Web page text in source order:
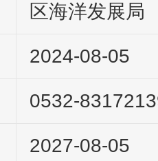
区海洋发展局
2024-08-05
0532-
2027-08-05